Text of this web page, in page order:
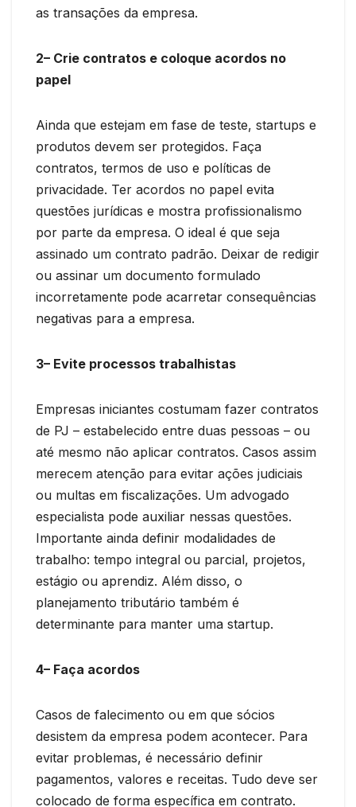
as transações da empresa.
2– Crie contratos e coloque acordos no
papel
Ainda que estejam em fase de teste, startups e
produtos devem ser protegidos. Faça
contratos, termos de uso e políticas de
privacidade. Ter acordos no papel evita
questões jurídicas e mostra profissionalismo
por parte da empresa. O ideal é que seja
assinado um contrato padrão. Deixar de redigir
ou assinar um documento formulado
incorretamente pode acarretar consequências
negativas para a empresa.
3– Evite processos trabalhistas
Empresas iniciantes costumam fazer contratos
de PJ – estabelecido entre duas pessoas – ou
até mesmo não aplicar contratos. Casos assim
merecem atenção para evitar ações judiciais
ou multas em fiscalizações. Um advogado
especialista pode auxiliar nessas questões.
Importante ainda definir modalidades de
trabalho: tempo integral ou parcial, projetos,
estágio ou aprendiz. Além disso, o
planejamento tributário também é
determinante para manter uma startup.
4– Faça acordos
Casos de falecimento ou em que sócios
desistem da empresa podem acontecer. Para
evitar problemas, é necessário definir
pagamentos, valores e receitas. Tudo deve ser
colocado de forma específica em contrato.